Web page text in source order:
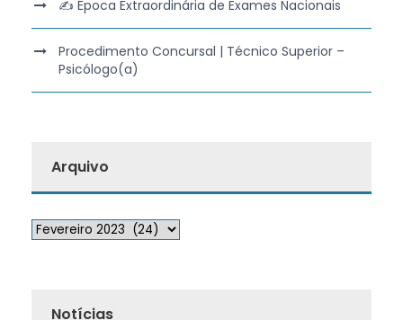
✍️ Época Extraordinária de Exames Nacionais
Procedimento Concursal | Técnico Superior –
Psicólogo(a)
Arquivo
Notícias